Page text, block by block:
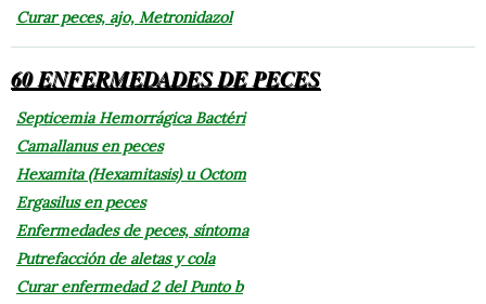
Curar peces, ajo, Metronidazol
60 ENFERMEDADES DE PECES
Septicemia Hemorrágica Bactéri
Camallanus en peces
Hexamita (Hexamitasis) u Octom
Ergasilus en peces
Enfermedades de peces, síntoma
Putrefacción de aletas y cola
Curar enfermedad 2 del Punto b